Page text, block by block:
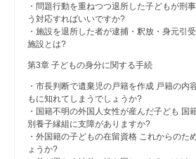
・問題行動を重ねつつ退所した子どもが刑
う対応すればいいですか?
・施設を退所した者が逮捕・釈放・身元引
施設とは?
第3章 子どもの身分に関する手続
・市長判断で遺棄児の戸籍を作成 戸籍の内
もに知れてしまうでしょうか?
・国籍不明の外国人女性が産んだ子ども 国
別養子縁組に支障がありますか?
・外国籍の子どもの在留資格 これからのた
ょうか?